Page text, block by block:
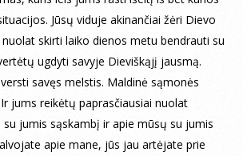
Jūsų viduje akinančiai žėri Dievo
skirti laiko dienos metu bendrauti su
ugdyti savyje Dieviškąjį jausmą.
savęs melstis. Maldinė sąmonės
jums reikėtų paprasčiausiai nuolat
jumis sąskambį ir apie mūsų su jumis
apie mane, jūs jau artėjate prie